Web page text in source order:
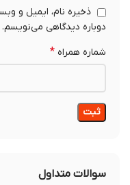
ذخیره نام، ایمیل و
دوباره دیدگاهی می‌نویسم.
شماره همراه*
سوالات متداول